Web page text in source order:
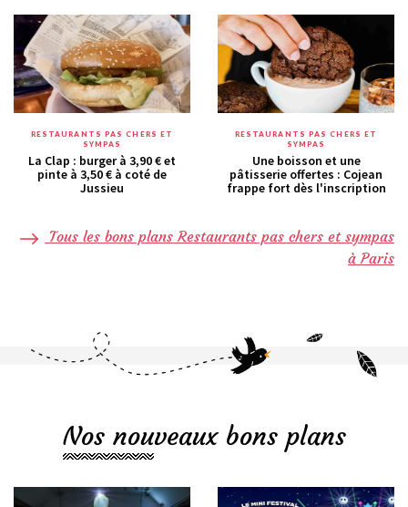
RESTAURANTS PAS CHERS ET
SYMPAS
La Clap : burger à 3,90 € et
pinte à 3,50 € à coté de
Jussieu
RESTAURANTS PAS CHERS ET
SYMPAS
Une boisson et une
pâtisserie offertes : Cojean
frappe fort dès l'inscription
Tous les bons plans Restaurants pas chers et sympas
à Paris
Nos nouveaux bons plans